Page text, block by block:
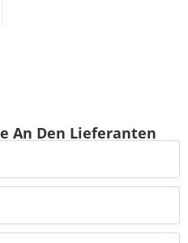
An Den Lieferanten